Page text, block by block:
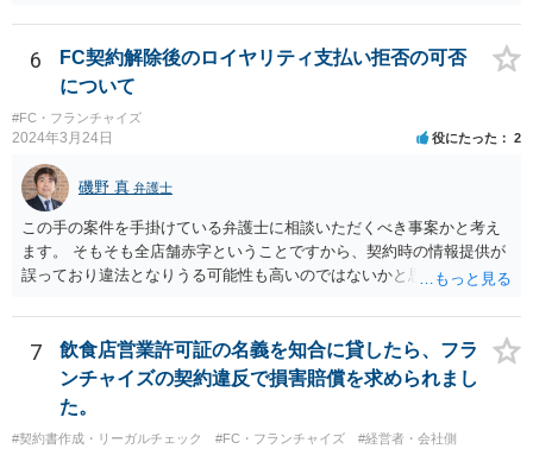
ば 対応が可能な案件だと存じます。 早急に 弁護士に相談されるの
が良いケースです。
6
FC契約解除後のロイヤリティ支払い拒否の可否
について
#FC・フランチャイズ
2024年3月24日 役にたった 2
磯野 真 弁護士
この手の案件を手掛けている弁護士に相談いただくべき事案かと考え
ます。 そもそも全店舗赤字ということですから、契約時の情報提供が
誤っており違法となりうる可能性も高いのではないかと思われます。
らから本部に対して請求をしていくことも検討すべきかと考えます。
7
飲食店営業許可証の名義を知合に貸したら、フラ
ンチャイズの契約違反で損害賠償を求められまし
た。
#契約書作成・リーガルチェック #FC・フランチャイズ #経営者・会社側